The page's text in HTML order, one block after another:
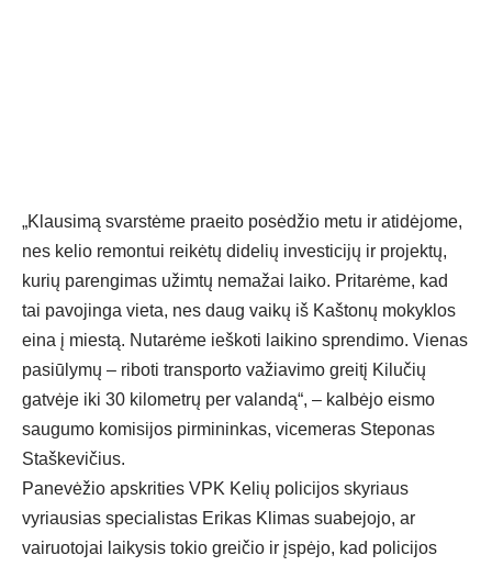
„Klausimą svarstėme praeito posėdžio metu ir atidėjome,
nes kelio remontui reikėtų didelių investicijų ir projektų,
kurių parengimas užimtų nemažai laiko. Pritarėme, kad
tai pavojinga vieta, nes daug vaikų iš Kaštonų mokyklos
eina į miestą. Nutarėme ieškoti laikino sprendimo. Vienas
pasiūlymų – riboti transporto važiavimo greitį Kilučių
gatvėje iki 30 kilometrų per valandą“, – kalbėjo eismo
saugumo komisijos pirmininkas, vicemeras Steponas
Staškevičius.
Panevėžio apskrities VPK Kelių policijos skyriaus
vyriausias specialistas Erikas Klimas suabejojo, ar
vairuotojai laikysis tokio greičio ir įspėjo, kad policijos